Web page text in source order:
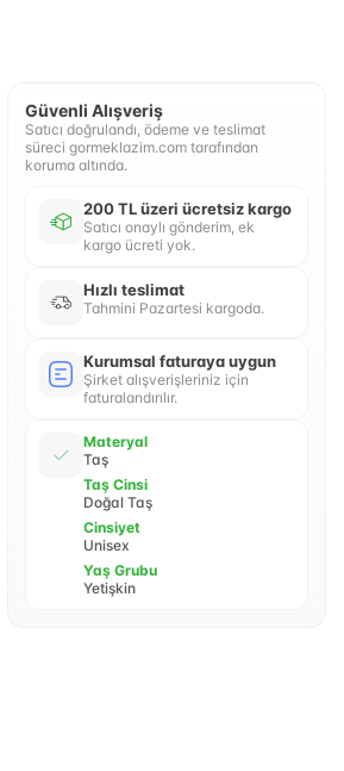
Güvenli Alışveriş
Satıcı doğrulandı, ödeme ve teslimat
süreci gormeklazim.com tarafından
koruma altında.
200 TL üzeri ücretsiz kargo
Satıcı onaylı gönderim, ek
kargo ücreti yok.
Hızlı teslimat
Tahmini Pazartesi kargoda.
Kurumsal faturaya uygun
Şirket alışverişleriniz için
faturalandırılır.
Materyal
Taş
Taş Cinsi
Doğal Taş
Cinsiyet
Unisex
Yaş Grubu
Yetişkin